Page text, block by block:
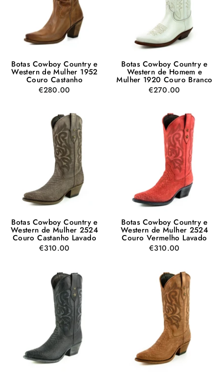
Botas Cowboy Country e
Western de Mulher 1952
Couro Castanho
€280.00
Botas Cowboy Country e
Western de Homem e
Mulher 1920 Couro Branco
€270.00
Botas Cowboy Country e
Western de Mulher 2524
Couro Castanho Lavado
€310.00
Botas Cowboy Country e
Western de Mulher 2524
Couro Vermelho Lavado
€310.00